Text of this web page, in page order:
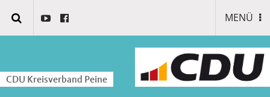
MENÜ
CDU Kreisverband Peine